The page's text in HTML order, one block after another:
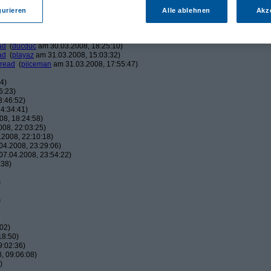
am 30.03.2008, 16:00:59)
(ducducam 30.03.2008, 18:25:10)
(playaz am 31.03.2008, 15:03:32)
(piiceman am 31.03.2008, 17:55:47)
18:24:58)
22:03:25)
22:10:18)
23:29:06)
23:54:22)
09:06:08)
Alle ablehnen